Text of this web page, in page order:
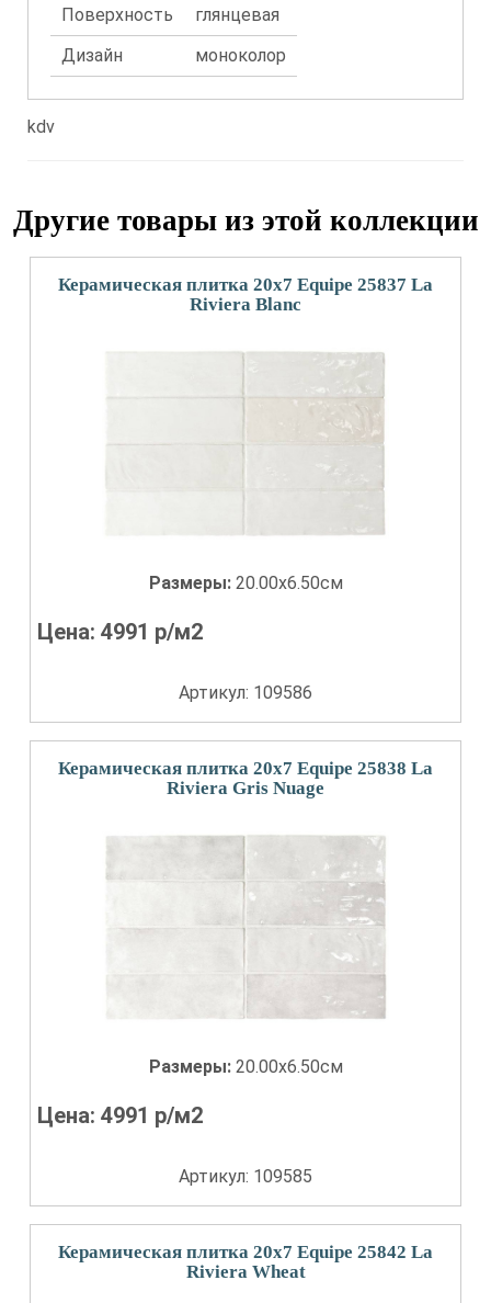
Поверхность
глянцевая
Дизайн
моноколор
kdv
Другие товары из этой коллекции
Керамическая плитка 20x7 Equipe 25837 La
Riviera Blanc
Размеры: 20.00x6.50см
Цена:4991 р/м2
Артикул: 109586
Керамическая плитка 20x7 Equipe 25838 La
Riviera Gris Nuage
Размеры: 20.00x6.50см
Цена:4991 р/м2
Артикул: 109585
Керамическая плитка 20x7 Equipe 25842 La
Riviera Wheat